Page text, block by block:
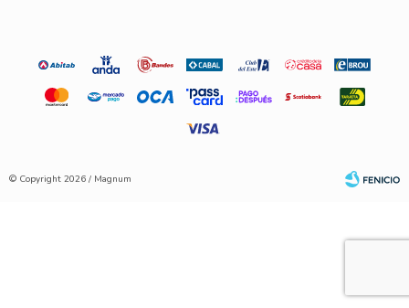
© Copyright 2026 / Magnum